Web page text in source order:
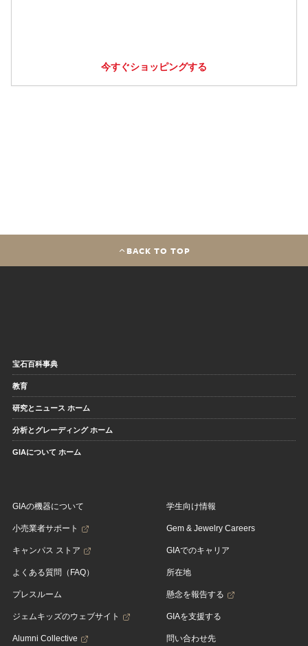
今すぐショッピングする
BACK TO TOP
宝石百科事典
教育
研究とニュース ホーム
分析とグレーディング ホーム
GIAについて ホーム
GIAの機器について
小売業者サポート
キャンパス ストア
よくある質問（FAQ）
プレスルーム
ジェムキッズのウェブサイト
Alumni Collective
学生向け情報
Gem & Jewelry Careers
GIAでのキャリア
所在地
懸念を報告する
GIAを支援する
問い合わせ先